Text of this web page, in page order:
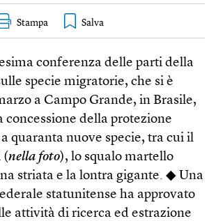
Stampa
conferenza delle parti della
specie migratorie, che si è
a Campo Grande, in Brasile,
concessione della protezione
quaranta nuove specie, tra cui il
(nella foto), lo squalo martello
striata e la lontra gigante. ◆ Una
statunitense ha approvato
attività di ricerca ed estrazione